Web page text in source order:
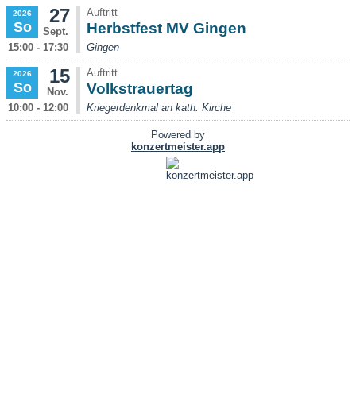
2026
So
27
Sept.
15:00 - 17:30
Herbstfest MV Gingen
Auftritt
Gingen
2026
So
15
Nov.
10:00 - 12:00
Volkstrauertag
Auftritt
Kriegerdenkmal an kath. Kirche
Powered by
konzertmeister.app